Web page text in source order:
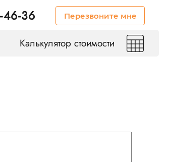
36 Перезвоните мне
Калькулятор стоимости